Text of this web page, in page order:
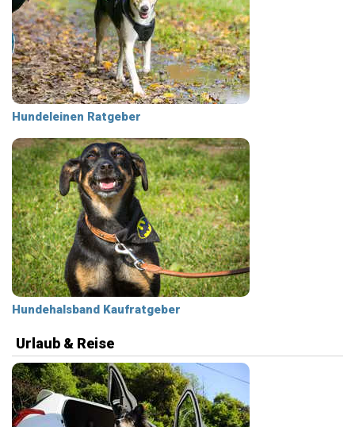
Hundeleinen Ratgeber
Hundehalsband Kaufratgeber
Urlaub & Reise